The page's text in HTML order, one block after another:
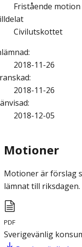
Fristående motion
Civilutskottet
:
2018-11-26
:
2018-11-26
:
2018-12-05
Motioner
Motioner är förslag
lämnat till riksdagen.
PDF
Sverigevänlig